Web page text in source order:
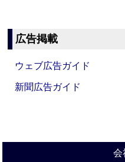
広告掲載
ウェブ広告ガイド
新聞広告ガイド
会